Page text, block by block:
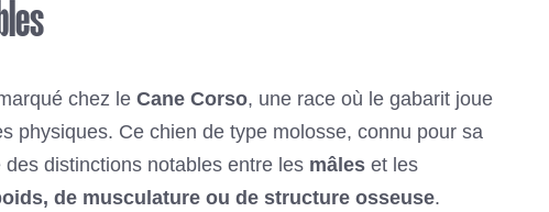
chez le Cane Corso, une race où le gabarit joue
physiques. Ce chien de type molosse, connu pour sa
distinctions notables entre les mâleset les
de musculature ou de structure osseuse.